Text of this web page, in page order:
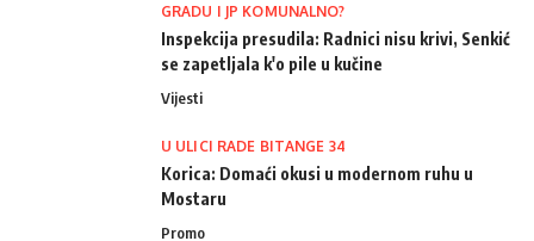
GRADU I JP KOMUNALNO?
Inspekcija presudila: Radnici nisu krivi, Senkić
se zapetljala k'o pile u kučine
Vijesti
U ULICI RADE BITANGE 34
Korica: Domaći okusi u modernom ruhu u
Mostaru
Promo